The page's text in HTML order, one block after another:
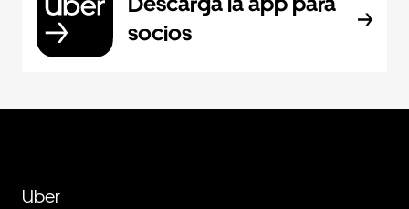
socios
Uber